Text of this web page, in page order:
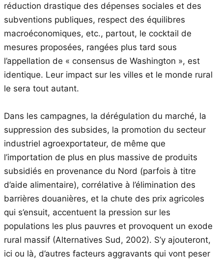
réduction drastique des dépenses sociales et des
subventions publiques, respect des équilibres
macroéconomiques, etc., partout, le cocktail de
mesures proposées, rangées plus tard sous
l’appellation de « consensus de Washington », est
identique. Leur impact sur les villes et le monde rural
le sera tout autant.
Dans les campagnes, la dérégulation du marché, la
suppression des subsides, la promotion du secteur
industriel agroexportateur, de même que
l’importation de plus en plus massive de produits
subsidiés en provenance du Nord (parfois à titre
d’aide alimentaire), corrélative à l’élimination des
barrières douanières, et la chute des prix agricoles
qui s’ensuit, accentuent la pression sur les
populations les plus pauvres et provoquent un exode
rural massif (Alternatives Sud, 2002). S’y ajouteront,
ici ou là, d’autres facteurs aggravants qui vont peser